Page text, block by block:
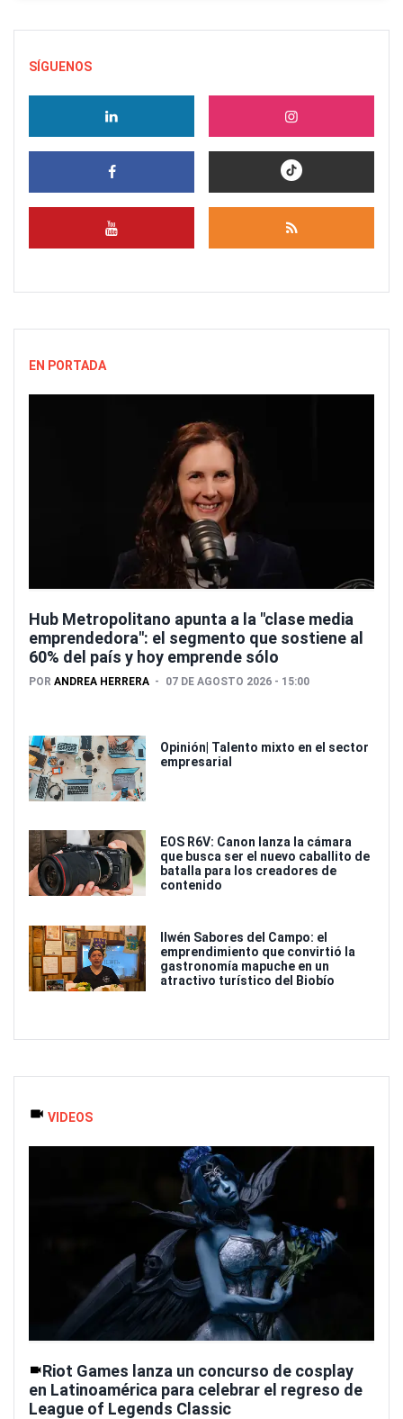
SÍGUENOS
EN PORTADA
Hub Metropolitano apunta a la "clase media
emprendedora": el segmento que sostiene al
60% del país y hoy emprende sólo
POR ANDREA HERRERA 07 DE AGOSTO 2026 - 15:00
Opinión| Talento mixto en el sector
empresarial
EOS R6V: Canon lanza la cámara
que busca ser el nuevo caballito de
batalla para los creadores de
contenido
Ilwén Sabores del Campo: el
emprendimiento que convirtió la
gastronomía mapuche en un
atractivo turístico del Biobío
VIDEOS
Riot Games lanza un concurso de cosplay
en Latinoamérica para celebrar el regreso de
League of Legends Classic